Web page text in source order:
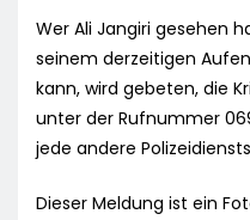
Wer Ali Jangiri gesehen
seinem derzeitigen
kann, wird gebeten, die
unter der Rufnummer
jede andere
Dieser Meldung ist ein